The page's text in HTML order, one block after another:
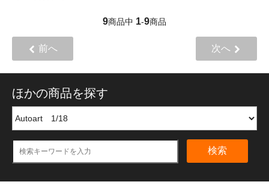
9商品中 1-9商品
前へ 次へ
ほかの商品を探す
検索